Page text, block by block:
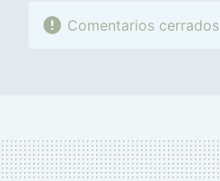
Comentarios cerrados